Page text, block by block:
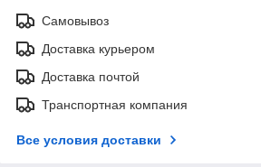
Самовывоз
Доставка курьером
Доставка почтой
Транспортная компания
Все условия доставки